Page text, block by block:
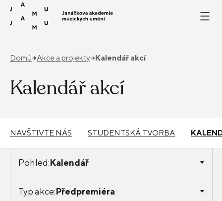
Přeskočit na obsah
Domů Akce a projekty Kalendář akcí
Kalendář akcí
NAVŠTIVTE NÁS STUDENTSKÁ TVORBA
Pohled:Kalendář
Typ akce:Předpremiéra